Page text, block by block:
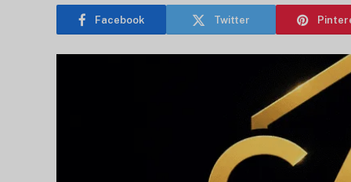
Facebook Twitter